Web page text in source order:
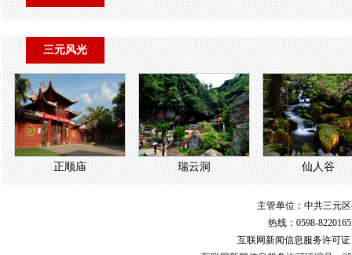
三元风光
正顺庙 瑞云洞 仙人谷
主管单位：中共三元
热线：0598-
互联网新闻信息服务许可证